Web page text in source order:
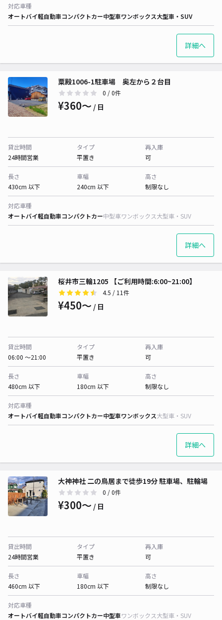
対応車種
オートバイ軽自動車コンパクトカー中型車ワンボックス大型車・SUV
詳細へ
粟殿1006-1駐車場 奥左から２台目
0 / 0件
¥360〜 / 日
貸出時間
24時間営業
タイプ
平置き
再入庫
可
長さ
430cm 以下
車幅
240cm 以下
高さ
制限なし
対応車種
オートバイ軽自動車コンパクトカー中型車ワンボックス大型車・SUV
詳細へ
桜井市三輪1205 【ご利用時間:6:00~21:00】
4.5 / 11件
¥450〜 / 日
貸出時間
06:00 〜21:00
タイプ
平置き
再入庫
可
長さ
480cm 以下
車幅
180cm 以下
高さ
制限なし
対応車種
オートバイ軽自動車コンパクトカー中型車ワンボックス大型車・SUV
詳細へ
大神神社 二の鳥居まで徒歩19分 駐車場、駐輪場
0 / 0件
¥300〜 / 日
貸出時間
24時間営業
タイプ
平置き
再入庫
可
長さ
460cm 以下
車幅
180cm 以下
高さ
制限なし
対応車種
オートバイ軽自動車コンパクトカー中型車ワンボックス大型車・SUV